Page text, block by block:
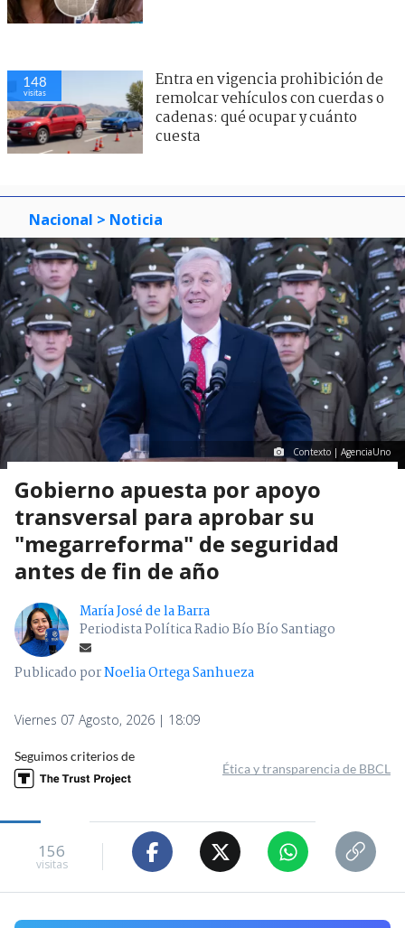
148
visitas
Entra en vigencia prohibición de
remolcar vehículos con cuerdas o
cadenas: qué ocupar y cuánto
cuesta
Nacional > Noticia
Contexto | AgenciaUno
Gobierno apuesta por apoyo
transversal para aprobar su
"megarreforma" de seguridad
antes de fin de año
María José de la Barra
Periodista Política Radio Bío Bío Santiago
Publicado porNoelia Ortega Sanhueza
Viernes 07 Agosto, 2026 | 18:09
Seguimos criterios de
Ética y transparencia de BBCL
156
visitas